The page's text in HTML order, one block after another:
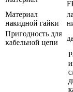
Материал
накидной гайки
Пригодность для
кабельной цепи
да